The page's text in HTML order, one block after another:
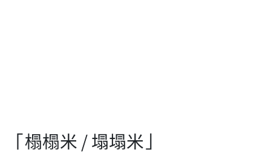
「榻榻米 / 塌塌米」